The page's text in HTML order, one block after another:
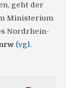
geht der
Ministerium
Nordrhein-
(vgl.